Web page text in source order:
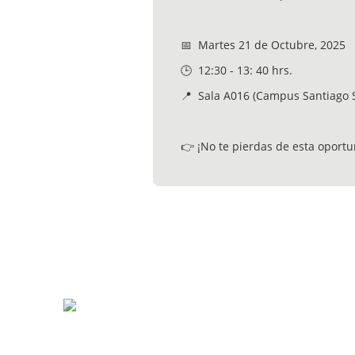
📅  Martes 21 de Octubre, 2025
🕒  12:30 - 13: 40 hrs.
📍  Sala A016 (Campus Santiago
👉 ¡No te pierdas de esta